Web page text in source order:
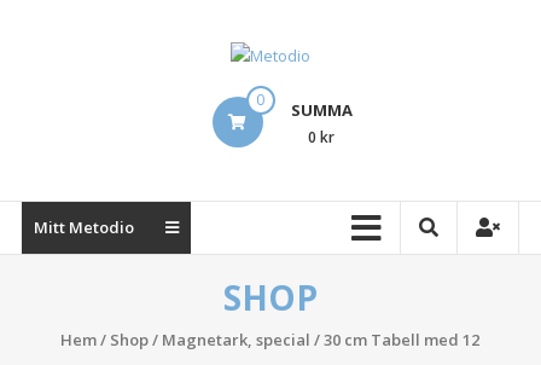
Management
Boards
0 SUMMA
0 kr
Mitt Metodio
SHOP
Hem/ Shop/ Magnetark, special / 30 cm Tabell med 12